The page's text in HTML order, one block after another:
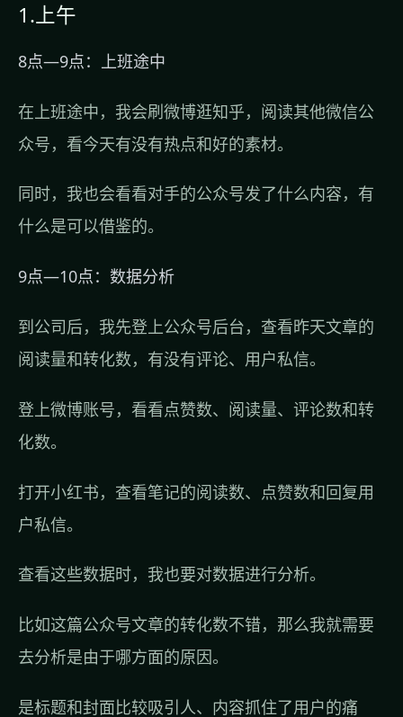
1.上午
8点—9点：上班途中
在上班途中，我会刷微博逛知乎，阅读其他微信公
众号，看今天有没有热点和好的素材。
同时，我也会看看对手的公众号发了什么内容，有
什么是可以借鉴的。
9点—10点：数据分析
到公司后，我先登上公众号后台，查看昨天文章的
阅读量和转化数，有没有评论、用户私信。
登上微博账号，看看点赞数、阅读量、评论数和转
化数。
打开小红书，查看笔记的阅读数、点赞数和回复用
户私信。
查看这些数据时，我也要对数据进行分析。
比如这篇公众号文章的转化数不错，那么我就需要
去分析是由于哪方面的原因。
是标题和封面比较吸引人、内容抓住了用户的痛